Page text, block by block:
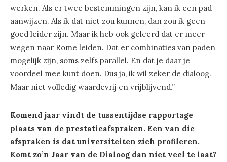
werken. Als er twee bestemmingen zijn, kan ik een pad
aanwijzen. Als ik dat niet zou kunnen, dan zou ik geen
goed leider zijn. Maar ik heb ook geleerd dat er meer
wegen naar Rome leiden. Dat er combinaties van paden
mogelijk zijn, soms zelfs parallel. En dat je daar je
voordeel mee kunt doen. Dus ja, ik wil zeker de dialoog.
Maar niet volledig waardevrij en vrijblijvend.”
Komend jaar vindt de tussentijdse rapportage
plaats van de prestatieafspraken. Een van die
afspraken is dat universiteiten zich profileren.
Komt zo’n Jaar van de Dialoog dan niet veel te laat?